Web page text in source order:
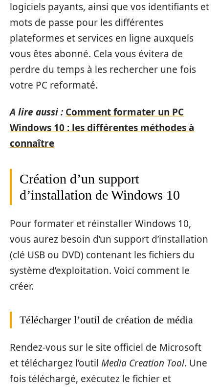
logiciels payants, ainsi que vos identifiants et
mots de passe pour les différentes
plateformes et services en ligne auxquels
vous êtes abonné. Cela vous évitera de
perdre du temps à les rechercher une fois
votre PC reformaté.
A lire aussi : Comment formater un PC
Windows 10 : les différentes méthodes à
connaître
Création d’un support
d’installation de Windows 10
Pour formater et réinstaller Windows 10,
vous aurez besoin d’un support d’installation
(clé USB ou DVD) contenant les fichiers du
système d’exploitation. Voici comment le
créer.
Télécharger l’outil de création de média
Rendez-vous sur le site officiel de Microsoft
et téléchargez l’outil Media Creation Tool. Une
fois téléchargé, exécutez le fichier et